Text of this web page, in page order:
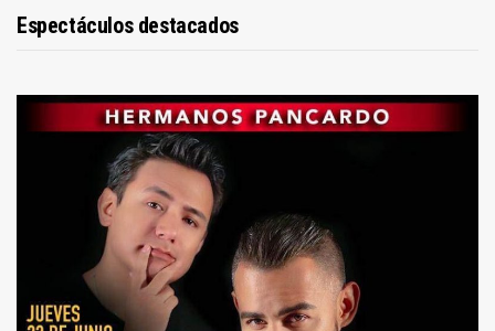
Espectáculos destacados